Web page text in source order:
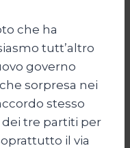
che ha
tutt’altro
governo
sorpresa nei
stesso
tre partiti per
il via